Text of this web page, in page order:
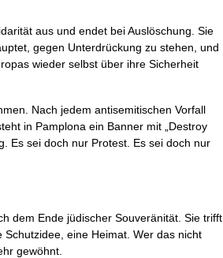
aus und endet bei Auslöschung. Sie
gegen Unterdrückung zu stehen, und
wieder selbst über ihre Sicherheit
Nach jedem antisemitischen Vorfall
in Pamplona ein Banner mit „Destroy
Es sei doch nur Protest. Es sei doch nur
dem Ende jüdischer Souveränität. Sie trifft
eine Heimat. Wer das nicht
gewöhnt.